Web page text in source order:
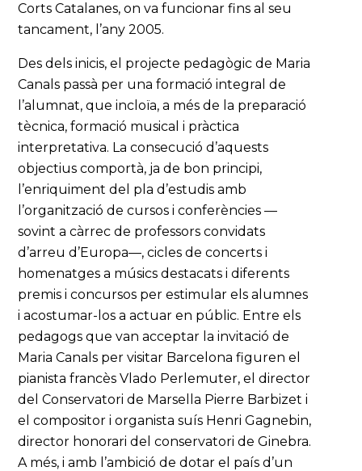
Corts Catalanes, on va funcionar fins al seu
tancament, l’any 2005.
Des dels inicis, el projecte pedagògic de Maria
Canals passà per una formació integral de
l’alumnat, que incloïa, a més de la preparació
tècnica, formació musical i pràctica
interpretativa. La consecució d’aquests
objectius comportà, ja de bon principi,
l’enriquiment del pla d’estudis amb
l’organització de cursos i conferències —
sovint a càrrec de professors convidats
d’arreu d’Europa—, cicles de concerts i
homenatges a músics destacats i diferents
premis i concursos per estimular els alumnes
i acostumar-los a actuar en públic. Entre els
pedagogs que van acceptar la invitació de
Maria Canals per visitar Barcelona figuren el
pianista francès Vlado Perlemuter, el director
del Conservatori de Marsella Pierre Barbizet i
el compositor i organista suís Henri Gagnebin,
director honorari del conservatori de Ginebra.
A més, i amb l’ambició de dotar el país d’un